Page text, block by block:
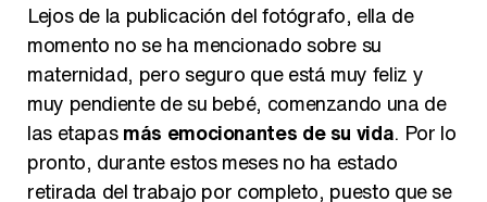
Lejos de la publicación del fotógrafo, ella de
momento no se ha mencionado sobre su
maternidad, pero seguro que está muy feliz y
muy pendiente de su bebé, comenzando una de
las etapasmás emocionantes de su vida. Por lo
pronto, durante estos meses no ha estado
retirada del trabajo por completo, puesto que se